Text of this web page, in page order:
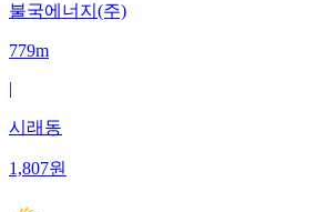
불국에너지(주)
779m
|
시래동
1,807원